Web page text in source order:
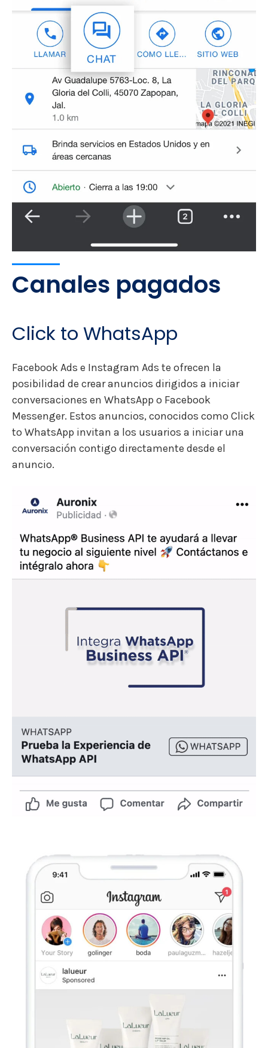
Canales pagados
Click to WhatsApp
Facebook Ads e Instagram Ads te ofrecen la
posibilidad de crear anuncios dirigidos a iniciar
conversaciones en WhatsApp o Facebook
Messenger. Estos anuncios, conocidos como Click
to WhatsApp invitan a los usuarios a iniciar una
conversación contigo directamente desde el
anuncio.